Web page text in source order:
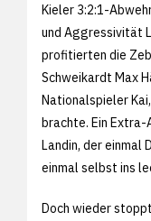
Kieler 3:2:1-
und Aggressivität
profitierten die
Schweikardt Max
Nationalspieler
brachte. Ein Extra-
Landin, der einmal
einmal selbst ins
Doch wieder